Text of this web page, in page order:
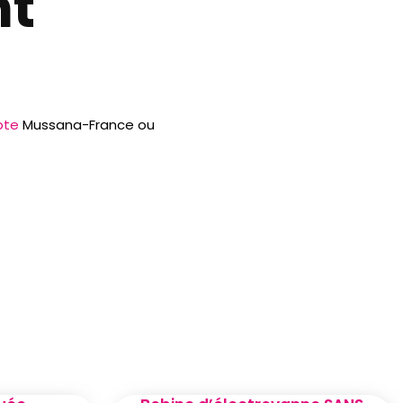
Mussana-France ou